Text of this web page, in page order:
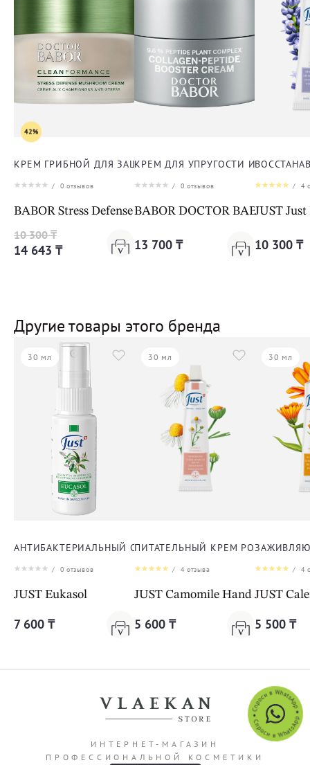
42%
КРЕМ ГРИБНОЙ ДЛЯ ЗАЩИТЫ ОТ СТРЕССА ДЛЯ ЛИЦА
/ 0 отзывов
BABOR Stress Defense Mushroom Cream
10 300 ₸
14 643 ₸
КРЕМ ДЛЯ УПРУГОСТИ И
/ 0 отзывов
BABOR DOCTOR BABOR
13 700 ₸
/ 4
JUST
10 300 ₸
Другие товары этого бренда
30 мл
АНТИБАКТЕРИАЛЬНЫЙ СПРЕЙ ЭУКАСОЛ
/ 0 отзывов
JUST Eukasol
7 600 ₸
30 мл
ПИТАТЕЛЬНЫЙ КРЕМ РОМАШКА
/ 4отзыва
JUST Camomile Hand Cream
5 600 ₸
30 мл
/ 4
JUST
5 500 ₸
ИНТЕРНЕТ-МАГАЗИН
ПРОФЕССИОНАЛЬНОЙ КОСМЕТИКИ